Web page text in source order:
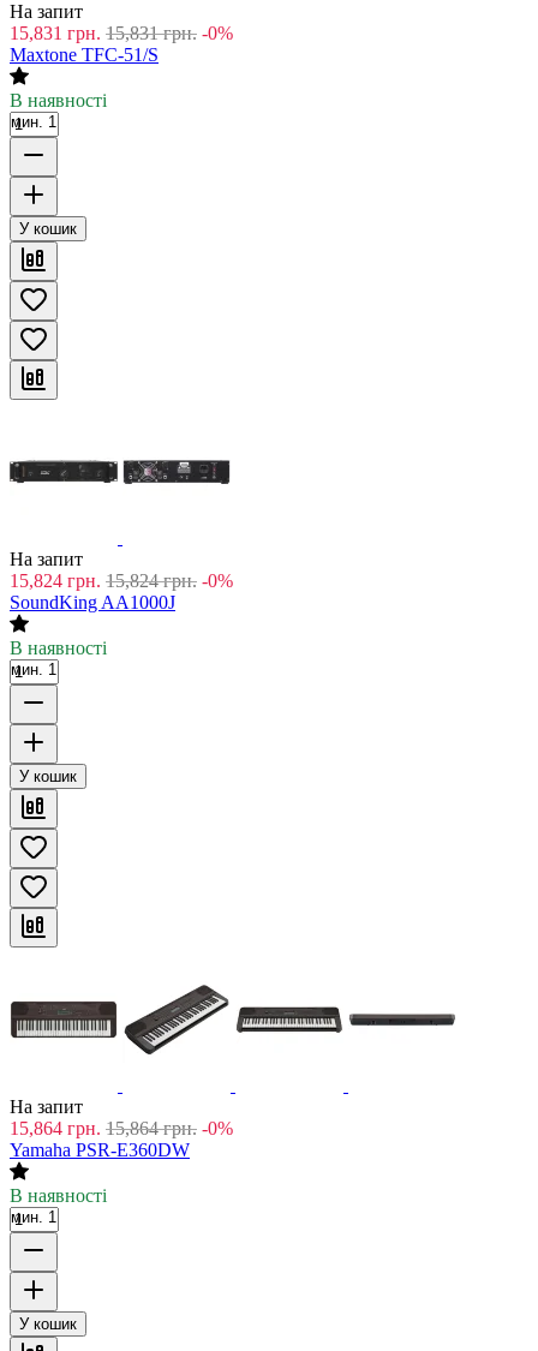
На запит
15,831 грн. 15,831 грн. -0%
Maxtone TFC-51/S
В наявності
мин. 1
У кошик
На запит
15,824 грн. 15,824 грн. -0%
SoundKing AA1000J
В наявності
мин. 1
У кошик
На запит
15,864 грн. 15,864 грн. -0%
Yamaha PSR-E360DW
В наявності
мин. 1
У кошик